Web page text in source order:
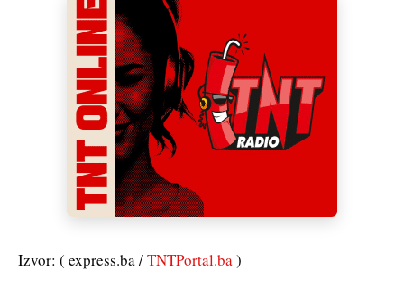
Izvor: ( express.ba /TNTPortal.ba)